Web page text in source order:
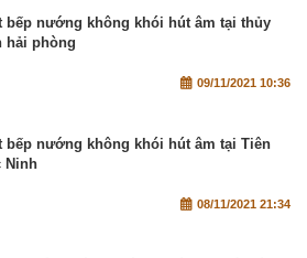
bếp nướng không khói hút âm tại thủy
hải phòng
09/11/2021 10:36
bếp nướng không khói hút âm tại Tiên
Ninh
08/11/2021 21:34